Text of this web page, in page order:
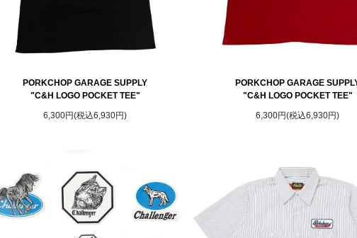
PORKCHOP GARAGE SUPPLY
"C&H LOGO POCKET TEE"
6,300円(税込6,930円)
PORKCHOP GARAGE
"C&H LOGO POCKET TEE"
6,300円(税込6,930円)